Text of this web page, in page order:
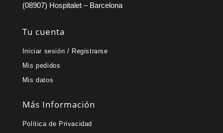
(08907) Hospitalet – Barcelona
Tu cuenta
Iniciar sesión / Registrarse
Mis pedidos
Mis datos
Más Información
Política de Privacidad